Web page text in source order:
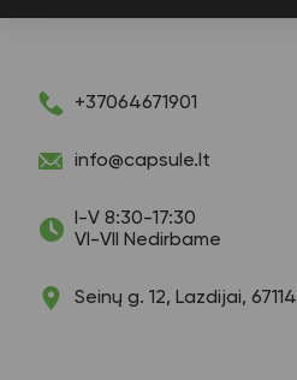
+37064671901
info@capsule.lt
I-V 8:30-17:30
VI-VII Nedirbame
Seinų g. 12, Lazdijai, 67114